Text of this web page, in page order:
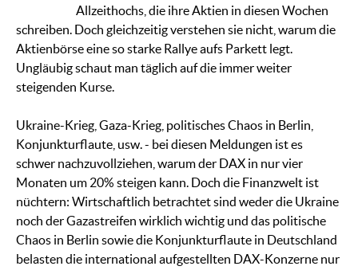
Allzeithochs, die ihre Aktien in diesen Wochen
schreiben. Doch gleichzeitig verstehen sie nicht, warum die
Aktienbörse eine so starke Rallye aufs Parkett legt.
Ungläubig schaut man täglich auf die immer weiter
steigenden Kurse.
Ukraine-Krieg, Gaza-Krieg, politisches Chaos in Berlin,
Konjunkturflaute, usw. - bei diesen Meldungen ist es
schwer nachzuvollziehen, warum der DAX in nur vier
Monaten um 20% steigen kann. Doch die Finanzwelt ist
nüchtern: Wirtschaftlich betrachtet sind weder die Ukraine
noch der Gazastreifen wirklich wichtig und das politische
Chaos in Berlin sowie die Konjunkturflaute in Deutschland
belasten die international aufgestellten DAX-Konzerne nur